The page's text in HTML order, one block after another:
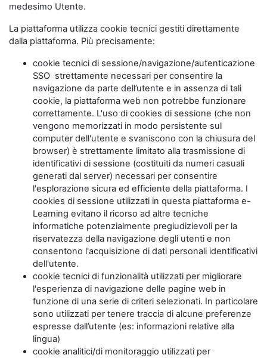
medesimo Utente.
La piattaforma utilizza cookie tecnici gestiti direttamente
dalla piattaforma. Più precisamente:
cookie tecnici di sessione/navigazione/autenticazione
SSO strettamente necessari per consentire la
navigazione da parte dell’utente e in assenza di tali
cookie, la piattaforma web non potrebbe funzionare
correttamente. L'uso di cookies di sessione (che non
vengono memorizzati in modo persistente sul
computer dell'utente e svaniscono con la chiusura del
browser) è strettamente limitato alla trasmissione di
identificativi di sessione (costituiti da numeri casuali
generati dal server) necessari per consentire
l'esplorazione sicura ed efficiente della piattaforma. I
cookies di sessione utilizzati in questa piattaforma e-
Learning evitano il ricorso ad altre tecniche
informatiche potenzialmente pregiudizievoli per la
riservatezza della navigazione degli utenti e non
consentono l'acquisizione di dati personali identificativi
dell'utente.
cookie tecnici di funzionalità utilizzati per migliorare
l'esperienza di navigazione delle pagine web in
funzione di una serie di criteri selezionati. In particolare
sono utilizzati per tenere traccia di alcune preferenze
espresse dall’utente (es: informazioni relative alla
lingua)
cookie analitici/di monitoraggio utilizzati per